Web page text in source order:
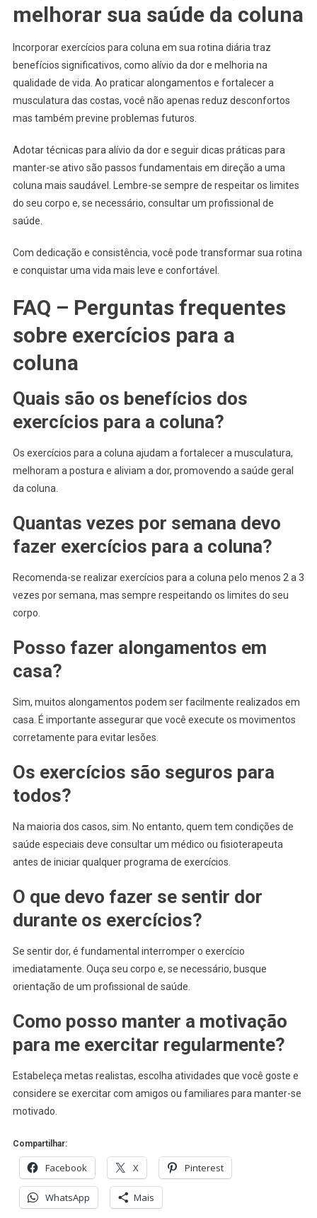
melhorar sua saúde da coluna
Incorporar exercícios para coluna em sua rotina diária traz
benefícios significativos, como alívio da dor e melhoria na
qualidade de vida. Ao praticar alongamentos e fortalecer a
musculatura das costas, você não apenas reduz desconfortos
mas também previne problemas futuros.
Adotar técnicas para alívio da dor e seguir dicas práticas para
manter-se ativo são passos fundamentais em direção a uma
coluna mais saudável. Lembre-se sempre de respeitar os limites
do seu corpo e, se necessário, consultar um profissional de
saúde.
Com dedicação e consistência, você pode transformar sua rotina
e conquistar uma vida mais leve e confortável.
FAQ – Perguntas frequentes
sobre exercícios para a
coluna
Quais são os benefícios dos
exercícios para a coluna?
Os exercícios para a coluna ajudam a fortalecer a musculatura,
melhoram a postura e aliviam a dor, promovendo a saúde geral
da coluna.
Quantas vezes por semana devo
fazer exercícios para a coluna?
Recomenda-se realizar exercícios para a coluna pelo menos 2 a 3
vezes por semana, mas sempre respeitando os limites do seu
corpo.
Posso fazer alongamentos em
casa?
Sim, muitos alongamentos podem ser facilmente realizados em
casa. É importante assegurar que você execute os movimentos
corretamente para evitar lesões.
Os exercícios são seguros para
todos?
Na maioria dos casos, sim. No entanto, quem tem condições de
saúde especiais deve consultar um médico ou fisioterapeuta
antes de iniciar qualquer programa de exercícios.
O que devo fazer se sentir dor
durante os exercícios?
Se sentir dor, é fundamental interromper o exercício
imediatamente. Ouça seu corpo e, se necessário, busque
orientação de um profissional de saúde.
Como posso manter a motivação
para me exercitar regularmente?
Estabeleça metas realistas, escolha atividades que você goste e
considere se exercitar com amigos ou familiares para manter-se
motivado.
Compartilhar:
Facebook X Pinterest
WhatsApp Mais